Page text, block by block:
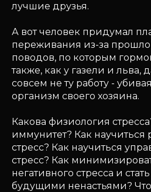
лучшие друзья.
А вот человек придумал
переживания из-за
поводов, по которым
также, как у газели и льва,
совсем не ту работу -
организм своего хозяина.
Какова физиология
иммунитет? Как научиться
стресс? Как научиться
стресс? Как
негативного стресса и
будущими ненастьями?